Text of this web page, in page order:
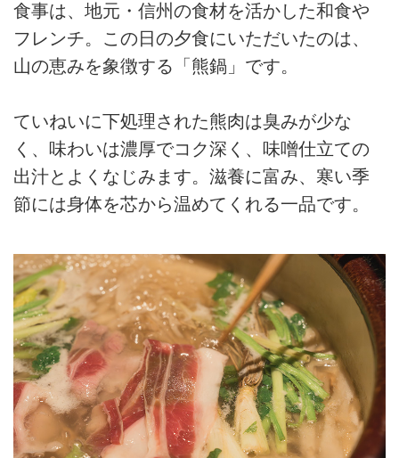
食事は、地元・信州の食材を活かした和食や
フレンチ。この日の夕食にいただいたのは、
山の恵みを象徴する「熊鍋」です。
ていねいに下処理された熊肉は臭みが少な
く、味わいは濃厚でコク深く、味噌仕立ての
出汁とよくなじみます。滋養に富み、寒い季
節には身体を芯から温めてくれる一品です。